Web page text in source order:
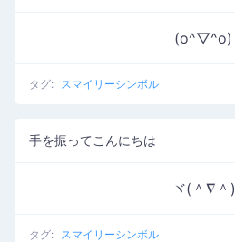
(o^▽^o)
タグ: スマイリーシンボル
手を振ってこんにちは
ヾ(＾∇＾)
タグ: スマイリーシンボル